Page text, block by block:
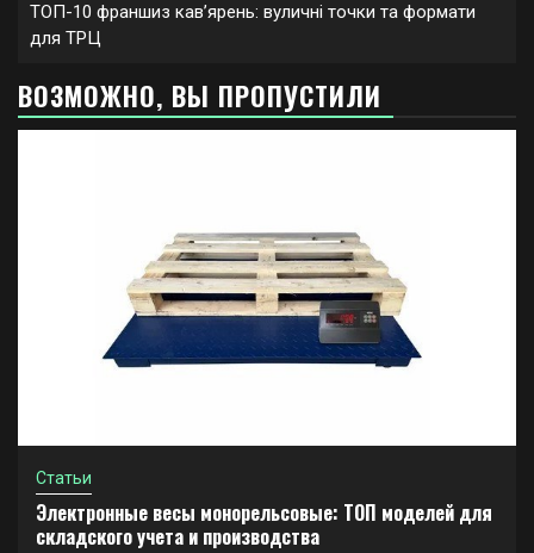
ТОП-10 франшиз кавʼярень: вуличні точки та формати
для ТРЦ
ВОЗМОЖНО, ВЫ ПРОПУСТИЛИ
Статьи
Электронные весы монорельсовые: ТОП моделей для
складского учета и производства